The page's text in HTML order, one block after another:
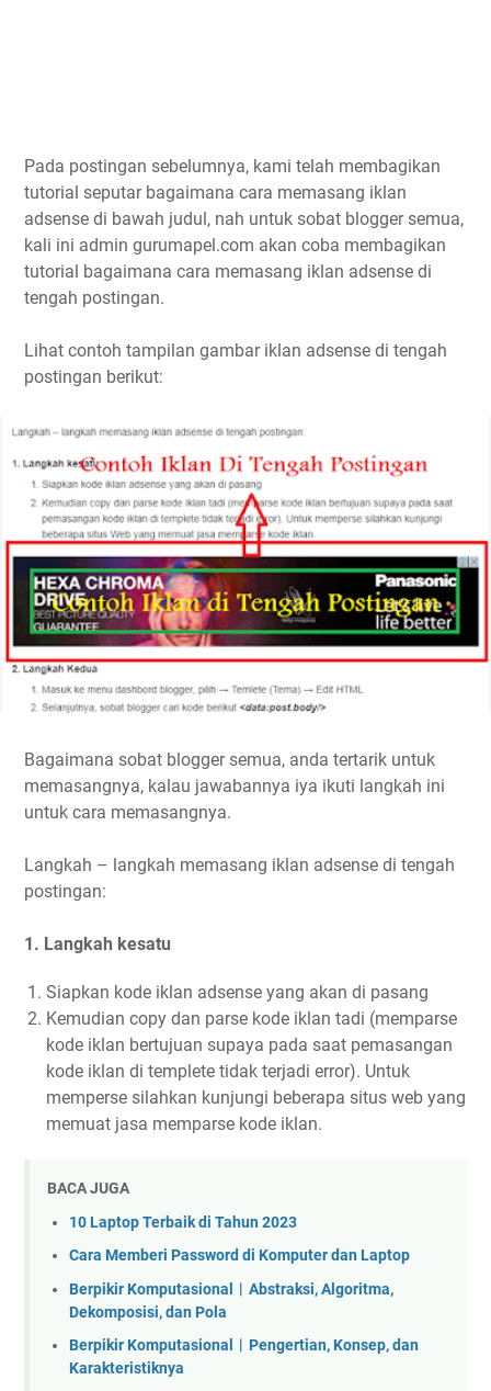
Pada postingan sebelumnya, kami telah membagikan
tutorial seputar bagaimana cara memasang iklan
adsense di bawah judul, nah untuk sobat blogger semua,
kali ini admin gurumapel.com akan coba membagikan
tutorial bagaimana cara memasang iklan adsense di
tengah postingan.
Lihat contoh tampilan gambar iklan adsense di tengah
postingan berikut:
Bagaimana sobat blogger semua, anda tertarik untuk
memasangnya, kalau jawabannya iya ikuti langkah ini
untuk cara memasangnya.
Langkah – langkah memasang iklan adsense di tengah
postingan:
1. Langkah kesatu
Siapkan kode iklan adsense yang akan di pasang
Kemudian copy dan parse kode iklan tadi (memparse
kode iklan bertujuan supaya pada saat pemasangan
kode iklan di templete tidak terjadi error). Untuk
memperse silahkan kunjungi beberapa situs web yang
memuat jasa memparse kode iklan.
BACA JUGA
10 Laptop Terbaik di Tahun 2023
Cara Memberi Password di Komputer dan Laptop
Berpikir Komputasional︱Abstraksi, Algoritma,
Dekomposisi, dan Pola
Berpikir Komputasional︱Pengertian, Konsep, dan
Karakteristiknya